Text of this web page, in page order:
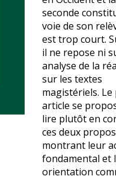
seconde
voie de son
est trop court.
il ne repose ni
analyse de la
sur les textes
magistériels.
article se
lire plutôt en
ces deux
montrant leur
fondamental et
orientation